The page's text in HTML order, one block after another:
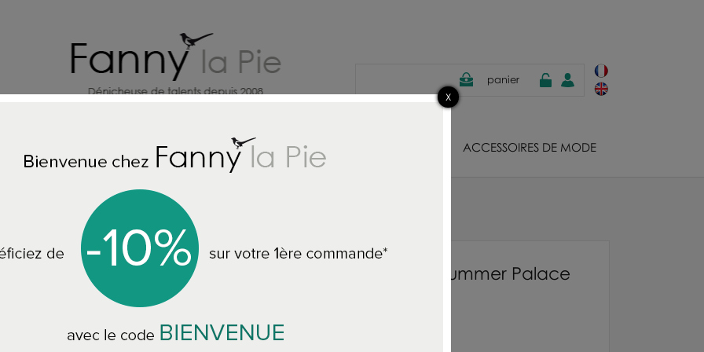
panier
CREATEURS DECO MAISON ACCESSOIRES DE MODE
LES PAPIERS PEINTS Designers Guild papier peint Summer Palace Grape
Designers Guild papier peint Summer Palace
PDG657/02